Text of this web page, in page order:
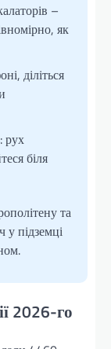
–
як
діліться
рух
біля
та
у підземці
2026-го